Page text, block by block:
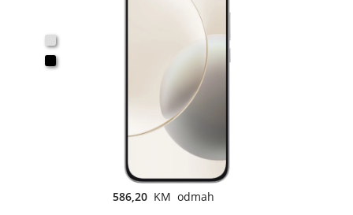
586,20 KM odmah